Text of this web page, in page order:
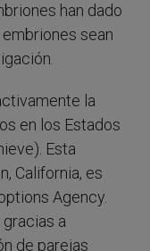
han dado
sean
la
en los Estados
Esta
California, es
Agency.
a
de parejas